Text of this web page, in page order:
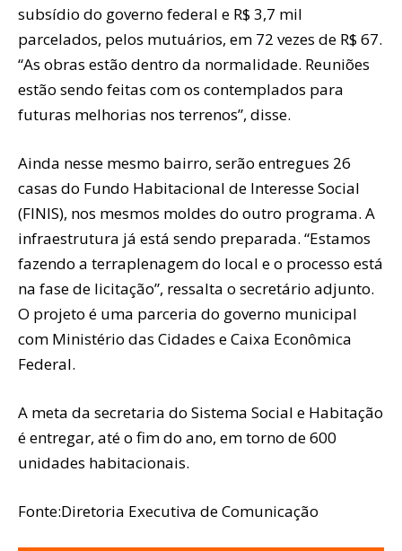
subsídio do governo federal e R$ 3,7 mil
parcelados, pelos mutuários, em 72 vezes de R$ 67.
“As obras estão dentro da normalidade. Reuniões
estão sendo feitas com os contemplados para
futuras melhorias nos terrenos”, disse.
Ainda nesse mesmo bairro, serão entregues 26
casas do Fundo Habitacional de Interesse Social
(FINIS), nos mesmos moldes do outro programa. A
infraestrutura já está sendo preparada. “Estamos
fazendo a terraplenagem do local e o processo está
na fase de licitação”, ressalta o secretário adjunto.
O projeto é uma parceria do governo municipal
com Ministério das Cidades e Caixa Econômica
Federal.
A meta da secretaria do Sistema Social e Habitação
é entregar, até o fim do ano, em torno de 600
unidades habitacionais.
Fonte:Diretoria Executiva de Comunicação